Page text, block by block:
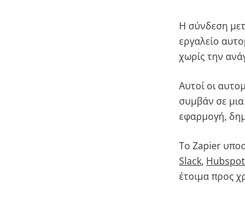
Η σύνδεση
εργαλείο
χωρίς την
Αυτοί οι
συμβάν σε
εφαρμογή,
Το Zapier
Slack, Hubspot
έτοιμα προς